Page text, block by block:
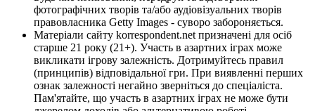
фотографічних творів та/або аудіовізуальних творів
правовласника Getty Images - суворо забороняється.
Матеріали сайту korrespondent.net призначені для осіб
старше 21 року (21+). Участь в азартних іграх може
викликати ігрову залежність. Дотримуйтесь правил
(принципів) відповідальної гри. При виявленні перших
ознак залежності негайно зверніться до спеціаліста.
Пам'ятайте, що участь в азартних іграх не може бути